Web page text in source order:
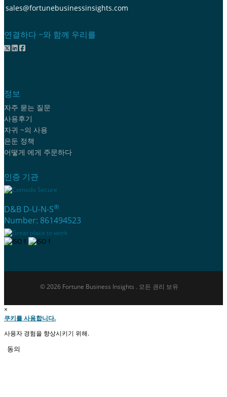
sales@fortunebusinessinsights.com
연결하다 ~와 함께 우리를
정보
자주 묻는 질문
사용후기
자귀 ~의 사용
은둔 정책
어떻게 에게 주문하다
인증 기관
D&B D-U-N-S®
Number: 861494523
© 2026 Fortune Business Insights . 모든 권리 보유
×
쿠키를 사용합니다.
사용자 경험을 향상시키기 위해.
동의